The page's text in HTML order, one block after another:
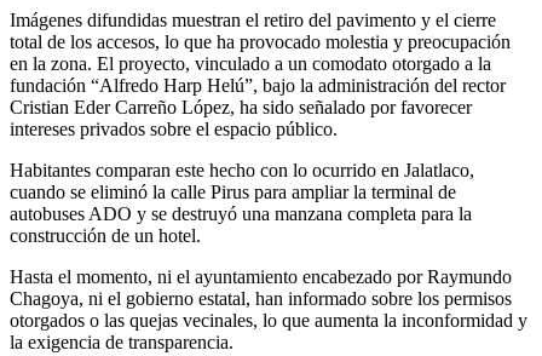
Imágenes difundidas muestran el retiro del pavimento y el cierre
total de los accesos, lo que ha provocado molestia y preocupación
en la zona. El proyecto, vinculado a un comodato otorgado a la
fundación “Alfredo Harp Helú”, bajo la administración del rector
Cristian Eder Carreño López, ha sido señalado por favorecer
intereses privados sobre el espacio público.
Habitantes comparan este hecho con lo ocurrido en Jalatlaco,
cuando se eliminó la calle Pirus para ampliar la terminal de
autobuses ADO y se destruyó una manzana completa para la
construcción de un hotel.
Hasta el momento, ni el ayuntamiento encabezado por Raymundo
Chagoya, ni el gobierno estatal, han informado sobre los permisos
otorgados o las quejas vecinales, lo que aumenta la inconformidad y
la exigencia de transparencia.